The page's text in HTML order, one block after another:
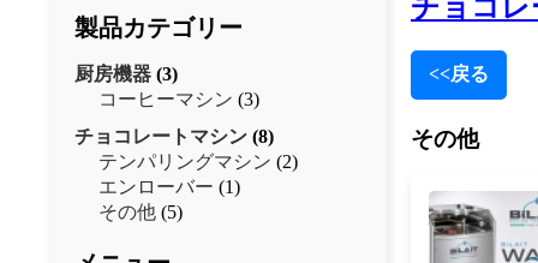
製品カテゴリー
厨房機器 (3)
コーヒーマシン (3)
チョコレートマシン (8)
テンパリングマシン (2)
エンローバー (1)
その他 (5)
チョコ
<<戻る
その他